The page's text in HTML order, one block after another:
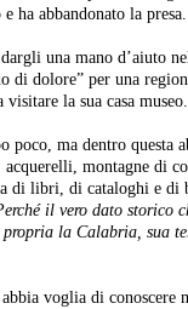
ha abbandonato la presa.
una mano d’aiuto
di dolore” per una
la sua casa
poco, ma dentro questa
montagne di
di libri, di cataloghi e di
il vero dato storico
la Calabria, sua
voglia di